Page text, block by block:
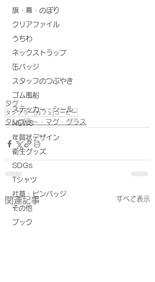
旗・幕・のぼり
クリアファイル
うちわ
ネックストラップ
缶バッジ
スタッフのつぶやき
ゴム風船
ステッカー・シール
NEWS
年賀状デザイン
衛生グッズ
SDGs
Tシャツ
社章・ピンバッジ
その他
ブック
タグ：
タンブラー カフェ コーヒー
タンブラー・マグ・グラス
関連記事 すべて表示